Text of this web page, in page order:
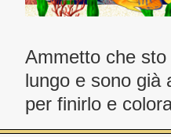
Ammetto che
lungo e sono già
per finirlo e